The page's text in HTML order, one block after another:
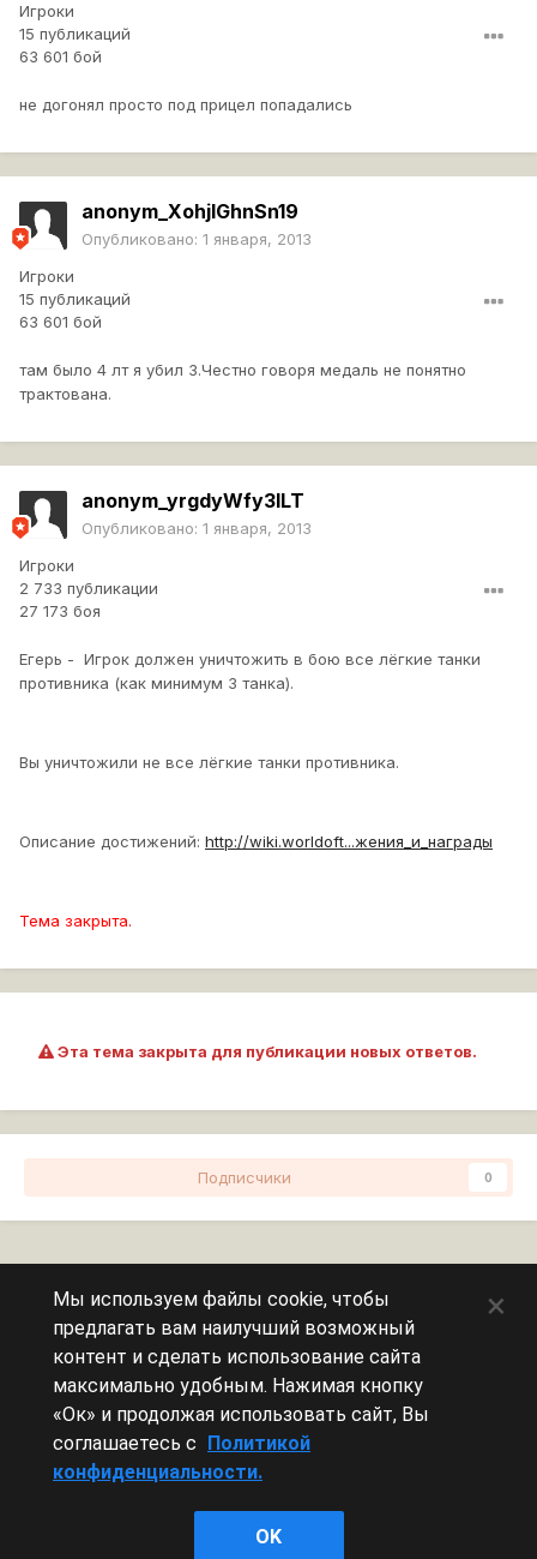
Игроки
15 публикаций
63 601 бой
не догонял просто под прицел попадались
anonym_XohjlGhnSn19
Опубликовано: 1 января, 2013
Игроки
15 публикаций
63 601 бой
там было 4 лт я убил 3.Честно говоря медаль не понятно
трактована.
anonym_yrgdyWfy3ILT
Опубликовано: 1 января, 2013
Игроки
2 733 публикации
27 173 боя
Егерь - Игрок должен уничтожить в бою все лёгкие танки
противника (как минимум 3 танка).
Вы уничтожили не все лёгкие танки противника.
Описание достижений: http://wiki.worldoft...жения_и_награды
Тема закрыта.
Эта тема закрыта для публикации новых ответов.
Подписчики 0
Сейчас на странице
Эту страницу никто не просматривает.
Леста Игры
Powered by Invision Community
Мы используем файлы cookie, чтобы
предлагать вам наилучший возможный
контент и сделать использование сайта
максимально удобным. Нажимая кнопку
«Ок» и продолжая использовать сайт, Вы
соглашаетесь с Политикой
конфиденциальности.
OK
×